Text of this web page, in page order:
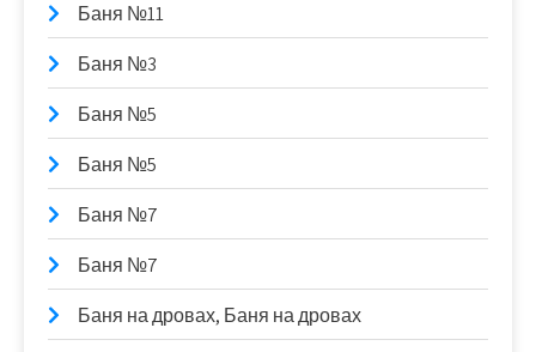
Баня №11
Баня №3
Баня №5
Баня №5
Баня №7
Баня №7
Баня на дровах, Баня на дровах